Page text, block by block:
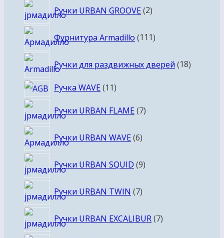
Ручки URBAN GROOVE 22
Фурнитура Armadillo 111111
Ручки для раздвижных дверей 1818
Ручка WAVE 1111
Ручки URBAN FLAME 77
Ручки URBAN WAVE 66
Ручки URBAN SQUID 99
Ручки URBAN TWIN 77
Ручки URBAN EXCALIBUR 77